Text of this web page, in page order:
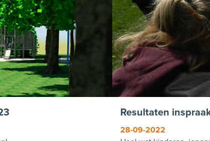
Resultaten
28-09-2022